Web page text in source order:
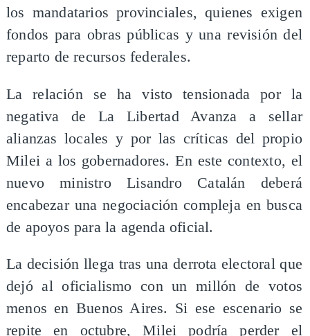
los mandatarios provinciales, quienes exigen
fondos para obras públicas y una revisión del
reparto de recursos federales.
La relación se ha visto tensionada por la
negativa de La Libertad Avanza a sellar
alianzas locales y por las críticas del propio
Milei a los gobernadores. En este contexto, el
nuevo ministro Lisandro Catalán deberá
encabezar una negociación compleja en busca
de apoyos para la agenda oficial.
La decisión llega tras una derrota electoral que
dejó al oficialismo con un millón de votos
menos en Buenos Aires. Si ese escenario se
repite en octubre, Milei podría perder el